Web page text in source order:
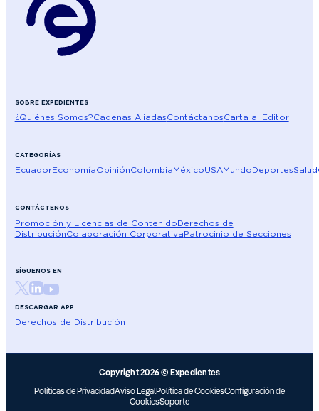
SOBRE EXPEDIENTES
¿Quiénes Somos?Cadenas AliadasContáctanosCarta al Editor
CATEGORÍAS
EcuadorEconomíaOpiniónColombiaMéxicoUSAMundoDeportesSalud
CONTÁCTENOS
Promoción y Licencias de ContenidoDerechos de
DistribuciónColaboración CorporativaPatrocinio de Secciones
SÍGUENOS EN
DESCARGAR APP
Derechos de Distribución
Copyright 2026 © Expedientes
Políticas de PrivacidadAviso LegalPolítica de CookiesConfiguración de
CookiesSoporte